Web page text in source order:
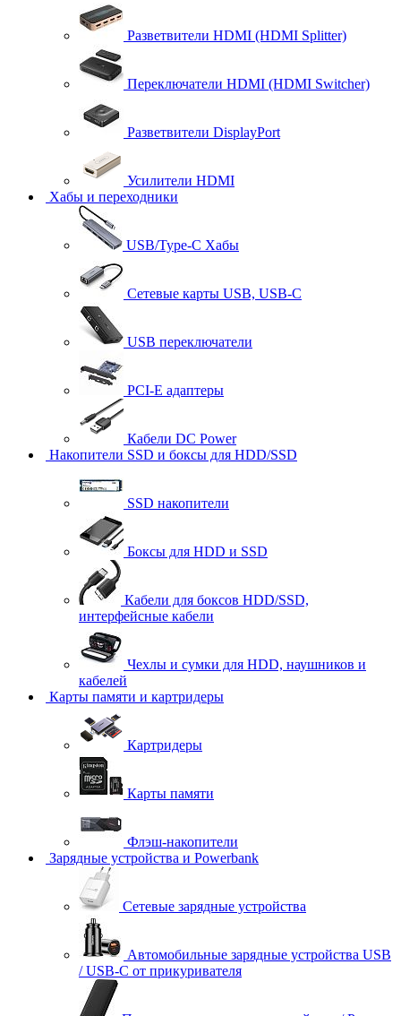
Разветвители HDMI (HDMI Splitter)
Переключатели HDMI (HDMI Switcher)
Разветвители DisplayPort
Усилители HDMI
Хабы и переходники
USB/Type-C Хабы
Сетевые карты USB, USB-C
USB переключатели
PCI-E адаптеры
Кабели DC Power
Накопители SSD и боксы для HDD/SSD
SSD накопители
Боксы для HDD и SSD
Кабели для боксов HDD/SSD,
интерфейсные кабели
Чехлы и сумки для HDD, наушников и
кабелей
Карты памяти и картридеры
Картридеры
Карты памяти
Флэш-накопители
Зарядные устройства и Powerbank
Сетевые зарядные устройства
Автомобильные зарядные устройства USB
/ USB-C от прикуривателя